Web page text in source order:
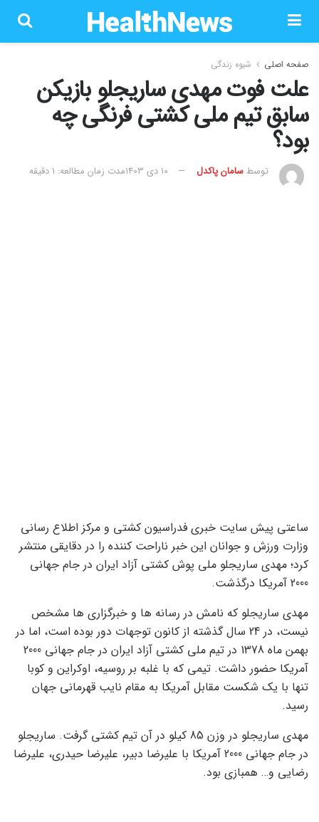
صفحه اصلی شیوه زندگی
علت فوت مهدی ساریجلو بازیکن
سابق تیم ملی کشتی فرنگی چه
بود؟
توسطسامان پاکدل ۱۰ دی ۱۴۰۳ مدت زمان مطالعه: 1 دقیقه
ساعتی پیش سایت خبری فدراسیون کشتی و مرکز اطلاع رسانی
وزارت ورزش و جوانان این خبر ناراحت کننده را در دقایقی منتشر
کرد؛ مهدی ساریجلو ملی پوش کشتی آزاد ایران در جام جهانی
2000 آمریکا درگذشت.
مهدی ساریجلو که نامش در رسانه ها و خبرگزاری ها مشخص
نیست، در 24 سال گذشته از کانون توجهات دور بوده است، اما در
بهمن ماه 1378 در تیم ملی کشتی آزاد ایران در جام جهانی 2000
آمریکا حضور داشت. تیمی که با غلبه بر روسیه، اوکراین و کوبا
تنها با یک شکست مقابل آمریکا به مقام نایب قهرمانی جهان
رسید.
مهدی ساریجلو در وزن 85 کیلو در آن تیم کشتی گرفت. ساریجلو
در جام جهانی 2000 آمریکا با علیرضا دبیر، علیرضا حیدری، علیرضا
رضایی و… همبازی بود.